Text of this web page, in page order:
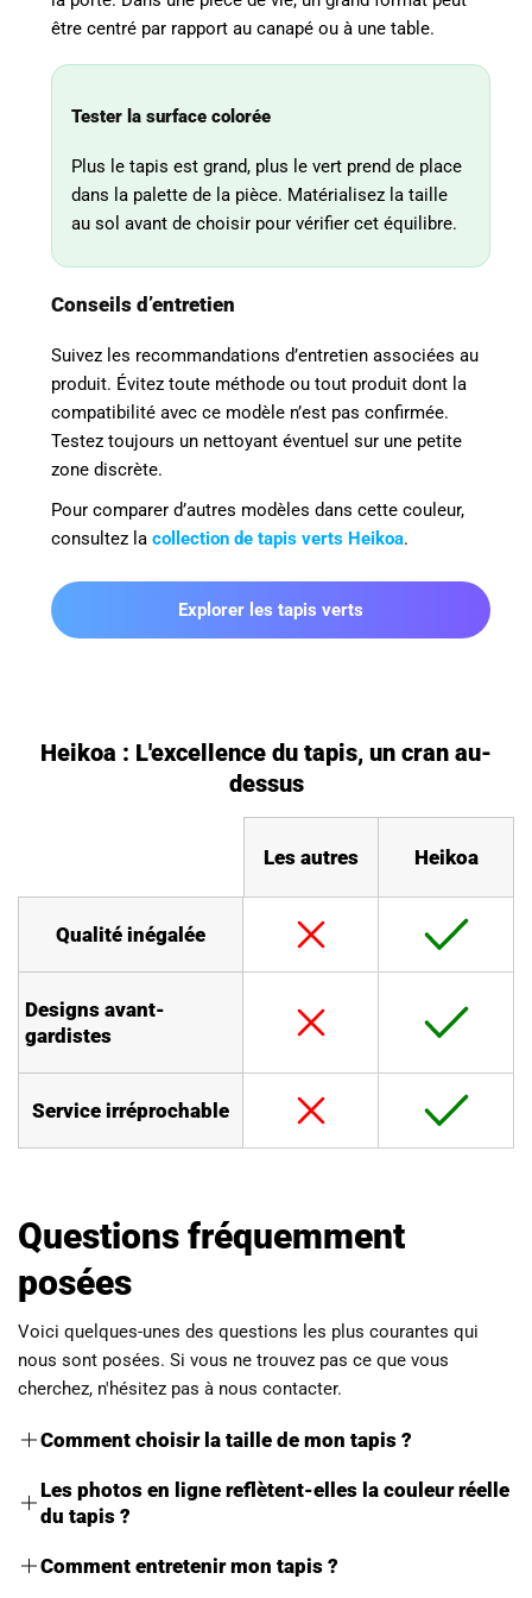
être centré par rapport au canapé ou à une table.
Tester la surface colorée
Plus le tapis est grand, plus le vert prend de place
dans la palette de la pièce. Matérialisez la taille
au sol avant de choisir pour vérifier cet équilibre.
Conseils d’entretien
Suivez les recommandations d’entretien associées au
produit. Évitez toute méthode ou tout produit dont la
compatibilité avec ce modèle n’est pas confirmée.
Testez toujours un nettoyant éventuel sur une petite
zone discrète.
Pour comparer d’autres modèles dans cette couleur,
consultez la collection de tapis verts Heikoa.
Explorer les tapis verts
Heikoa : L'excellence du tapis, un cran au-
dessus
Les autres Heikoa
Qualité inégalée
Designs avant-
gardistes
Service irréprochable
Questions fréquemment
posées
Voici quelques-unes des questions les plus courantes qui
nous sont posées. Si vous ne trouvez pas ce que vous
cherchez, n'hésitez pas à nous contacter.
Comment choisir la taille de mon tapis ?
La taille de votre tapis dépend de la pièce et de la disposition
de vos meubles. Pour un salon, par exemple, un grand tapis
d'espace. Un tapis plus petit peut délimiter un espace, comme
Les photos en ligne reflètent-elles la couleur réelle
du tapis ?
Nous faisons de notre mieux pour rendre les couleurs aussi
précises que possible. Cependant, les nuances peuvent varier
Comment entretenir mon tapis ?